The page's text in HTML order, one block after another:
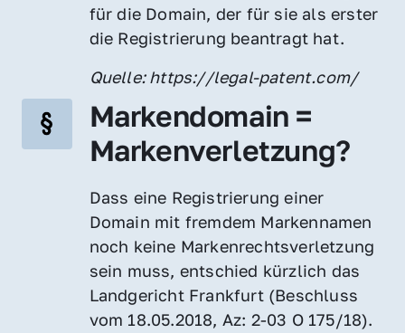
für die Domain, der für sie als erster
die Registrierung beantragt hat.
Quelle: https://legal-patent.com/
Markendomain =
Markenverletzung?
Dass eine Registrierung einer
Domain mit fremdem Markennamen
noch keine Markenrechtsverletzung
sein muss, entschied kürzlich das
Landgericht Frankfurt (Beschluss
vom 18.05.2018, Az: 2-03 O 175/18).